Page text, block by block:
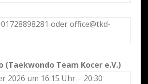
oder office@tkd-
(Taekwondo Team Kocer e.V.)
2026 um 16:15 Uhr – 20:30